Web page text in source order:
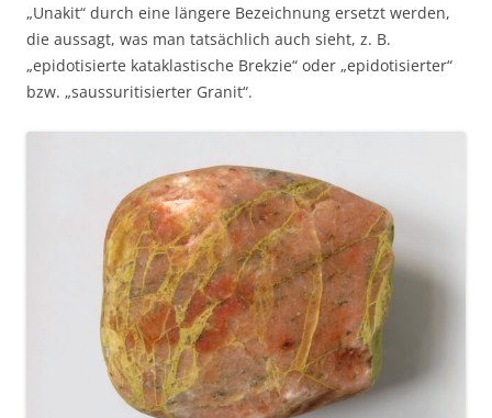
„Unakit“ durch eine längere Bezeichnung ersetzt werden,
die aussagt, was man tatsächlich auch sieht, z. B.
„epidotisierte kataklastische Brekzie“ oder „epidotisierter“
bzw. „saussuritisierter Granit“.